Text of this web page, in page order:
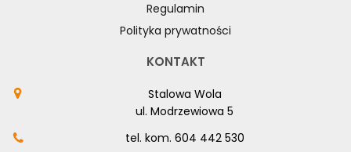
Regulamin
Polityka prywatności
KONTAKT
Stalowa Wola
ul. Modrzewiowa 5
tel. kom. 604 442 530